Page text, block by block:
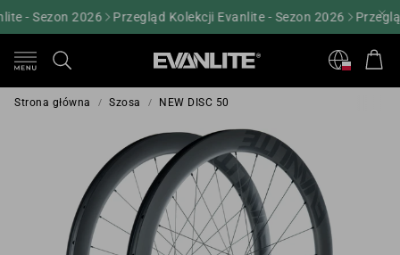
- Sezon 2026 Przegląd Kolekcji Evanlite - Sezon 2026 Przegląd
Szukaj
Strona główna Szosa NEW DISC 50